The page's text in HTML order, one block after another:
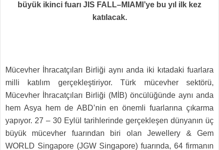
büyük ikinci fuarı JIS FALL–MIAMI’ye bu yıl ilk kez
katılacak.
Mücevher İhracatçıları Birliği aynı anda iki kıtadaki fuarlara
milli katılım gerçekleştiriyor. Türk mücevher sektörü,
Mücevher İhracatçıları Birliği (MİB) öncülüğünde aynı anda
hem Asya hem de ABD’nin en önemli fuarlarına çıkarma
yapıyor. 27 – 30 Eylül tarihlerinde gerçekleşen dünyanın üç
büyük mücevher fuarından biri olan Jewellery & Gem
WORLD Singapore (JGW Singapore) fuarında, 64 firmanın